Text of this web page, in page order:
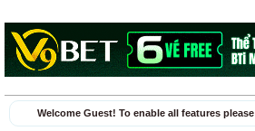
Welcome Guest! To enable all features please